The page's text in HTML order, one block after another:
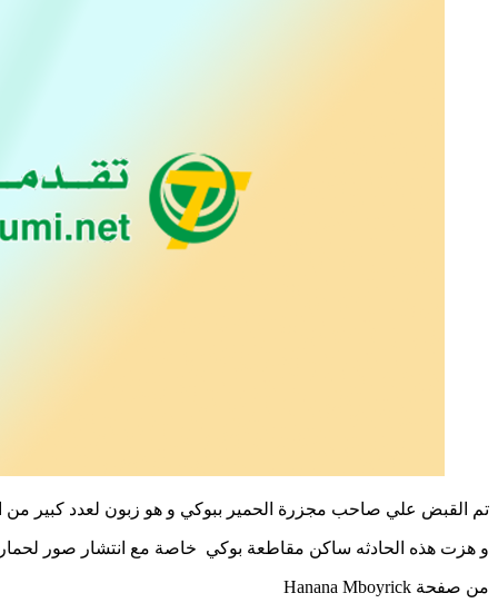
تم القبض علي صاحب مجزرة الحمير ببوكي و هو زبون لعدد كبير
و هزت هذه الحادثه ساكن مقاطعة بوكي خاصة مع انتشار صور لحمار
من صفحة Hanana Mboyrick